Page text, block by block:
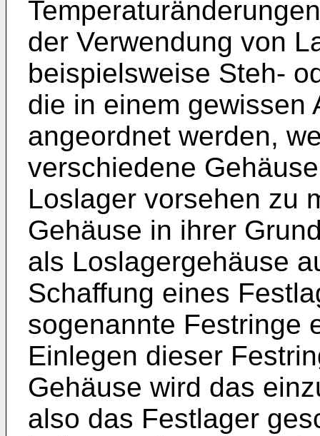
der Verwendung von
beispielsweise Steh-
die in einem gewissen
angeordnet werden,
verschiedene
Loslager vorsehen zu
Gehäuse in ihrer
als Loslagergehäuse
Schaffung eines
sogenannte Festringe
Einlegen dieser
Gehäuse wird das
also das Festlager